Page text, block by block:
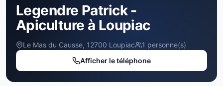
Legendre Patrick -
Apiculture à Loupiac
Le Mas du Causse, 12700 Loupiac
1 personne(s)
Afficher le téléphone